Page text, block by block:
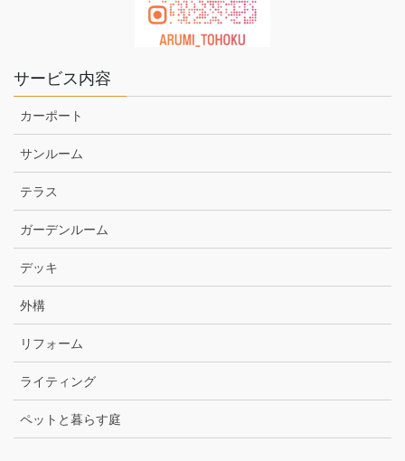
サービス内容
カーポート
サンルーム
テラス
ガーデンルーム
デッキ
外構
リフォーム
ライティング
ペットと暮らす庭